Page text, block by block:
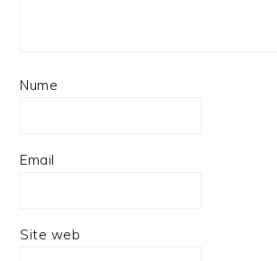
Nume
Email
Site web